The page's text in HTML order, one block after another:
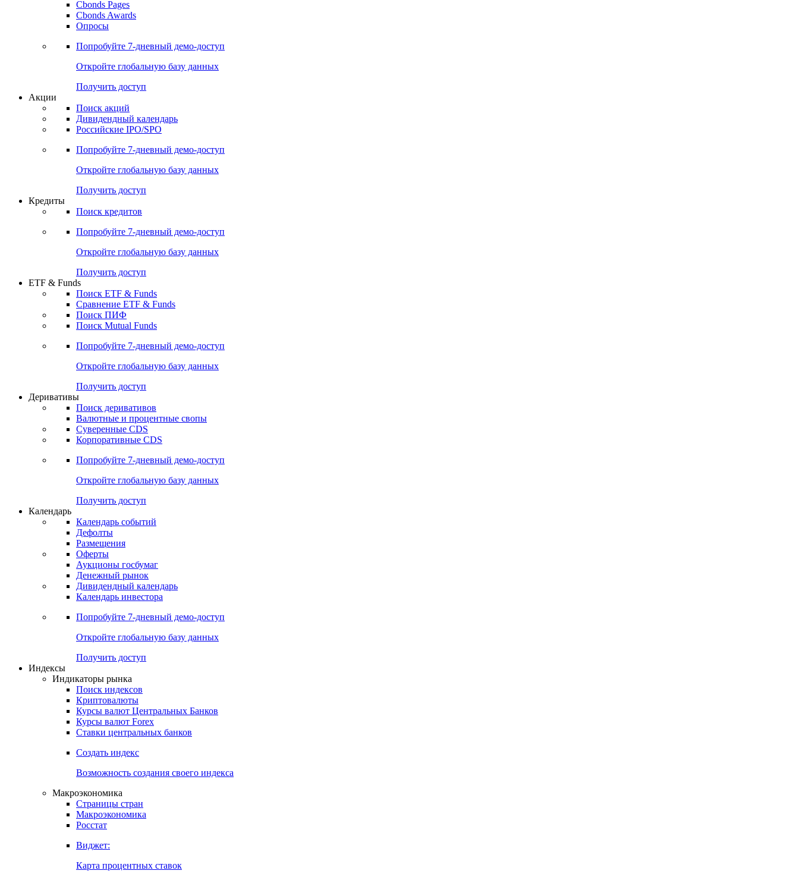
Cbonds Pages
Cbonds Awards
Опросы
Попробуйте 7-дневный демо-доступ
Откройте глобальную базу данных
Получить доступ
Акции
Поиск акций
Дивидендный календарь
Российские IPO/SPO
Попробуйте 7-дневный демо-доступ
Откройте глобальную базу данных
Получить доступ
Кредиты
Поиск кредитов
Попробуйте 7-дневный демо-доступ
Откройте глобальную базу данных
Получить доступ
ETF & Funds
Поиск ETF & Funds
Сравнение ETF & Funds
Поиск ПИФ
Поиск Mutual Funds
Попробуйте 7-дневный демо-доступ
Откройте глобальную базу данных
Получить доступ
Деривативы
Поиск деривативов
Валютные и процентные свопы
Суверенные CDS
Корпоративные CDS
Попробуйте 7-дневный демо-доступ
Откройте глобальную базу данных
Получить доступ
Календарь
Календарь событий
Дефолты
Размещения
Оферты
Аукционы госбумаг
Денежный рынок
Дивидендный календарь
Календарь инвестора
Попробуйте 7-дневный демо-доступ
Откройте глобальную базу данных
Получить доступ
Индексы
Индикаторы рынка
Поиск индексов
Криптовалюты
Курсы валют Центральных Банков
Курсы валют Forex
Ставки центральных банков
Создать индекс
Возможность создания своего индекса
Макроэкономика
Страницы стран
Макроэкономика
Росстат
Виджет:
Карта процентных ставок